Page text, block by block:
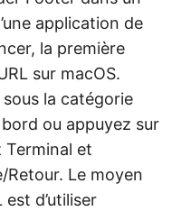
application de
la première
sur macOS.
sous la catégorie
ou appuyez sur
Terminal et
Retour. Le moyen
est d’utiliser